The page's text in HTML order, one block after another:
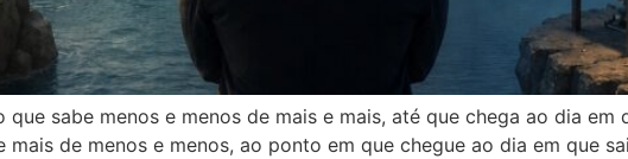
sabe menos e menos de mais e mais, até que chega ao dia
mais de menos e menos, ao ponto em que chegue ao dia em que